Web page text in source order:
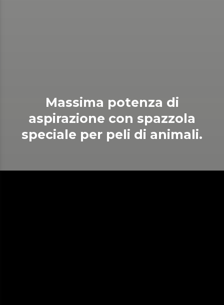
Massima potenza di
aspirazione con spazzola
speciale per peli di animali.